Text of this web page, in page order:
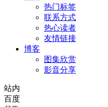
热门标签
联系方式
热心读者
友情链接
博客
图集欣赏
影音分享
站内
百度